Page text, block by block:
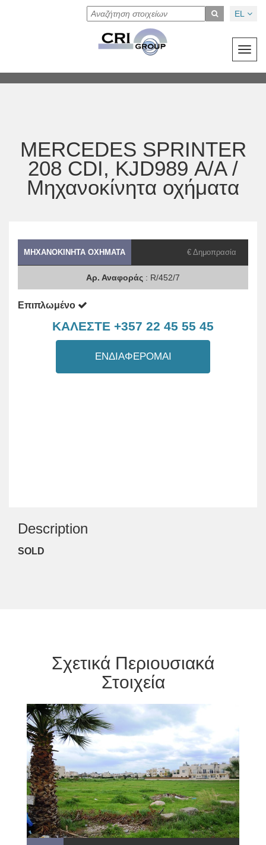
EL
MERCEDES SPRINTER
208 CDI, KJD989 Α/Α /
Μηχανοκίνητα οχήματα
ΜΗΧΑΝΟΚΊΝΗΤΑ ΟΧΉΜΑΤΑ € Δημοπρασία
Αρ. Αναφοράς : R/452/7
Επιπλωμένο
ΚΑΛΕΣΤΕ +357 22 45 55 45
ΕΝΔΙΑΦΕΡΟΜΑΙ
Description
SOLD
Σχετικά Περιουσιακά
Στοιχεία